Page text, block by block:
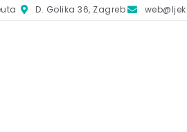
D. Golika 36, Zagreb